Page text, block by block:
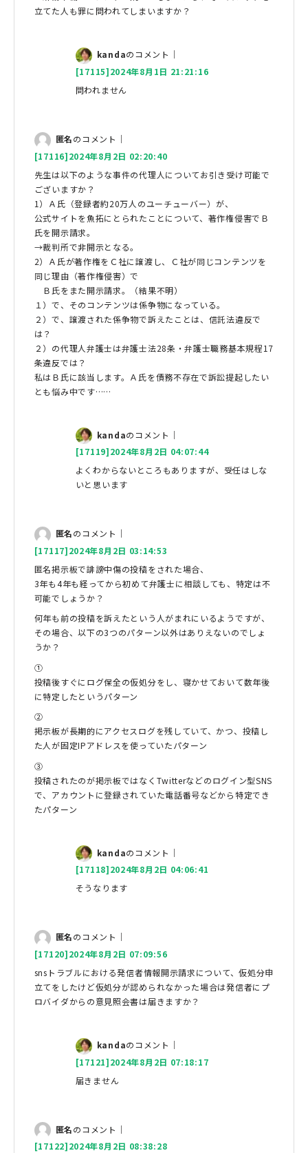
立てた人も罪に問われてしまいますか？
kandaのコメント｜
[17115]2024年8月1日 21:21:16
問われません
匿名のコメント｜
[17116]2024年8月2日 02:20:40
先生は以下のような事件の代理人についてお引き受け可能で
ございますか？
1）Ａ氏（登録者約20万人のユーチューバー）が、
公式サイトを魚拓にとられたことについて、著作権侵害でＢ
氏を開示請求。
→裁判所で非開示となる。
2）Ａ氏が著作権をＣ社に譲渡し、Ｃ社が同じコンテンツを
同じ理由（著作権侵害）で
Ｂ氏をまた開示請求。（結果不明）
１）で、そのコンテンツは係争物になっている。
２）で、譲渡された係争物で訴えたことは、信託法違反で
は？
２）の代理人弁護士は弁護士法28条・弁護士職務基本規程17
条違反では？
私はＢ氏に該当します。Ａ氏を債務不存在で訴訟提起したい
とも悩み中です……
kandaのコメント｜
[17119]2024年8月2日 04:07:44
よくわからないところもありますが、受任はしな
いと思います
匿名のコメント｜
[17117]2024年8月2日 03:14:53
匿名掲示板で誹謗中傷の投稿をされた場合、
3年も4年も経ってから初めて弁護士に相談しても、特定は不
可能でしょうか？
何年も前の投稿を訴えたという人がまれにいるようですが、
その場合、以下の3つのパターン以外はありえないのでしょ
うか？
①
投稿後すぐにログ保全の仮処分をし、寝かせておいて数年後
に特定したというパターン
②
掲示板が長期的にアクセスログを残していて、かつ、投稿し
た人が固定IPアドレスを使っていたパターン
③
投稿されたのが掲示板ではなくTwitterなどのログイン型SNS
で、アカウントに登録されていた電話番号などから特定でき
たパターン
kandaのコメント｜
[17118]2024年8月2日 04:06:41
そうなります
匿名のコメント｜
[17120]2024年8月2日 07:09:56
snsトラブルにおける発信者情報開示請求について、仮処分申
立てをしたけど仮処分が認められなかった場合は発信者にプ
ロバイダからの意見照会書は届きますか？
kandaのコメント｜
[17121]2024年8月2日 07:18:17
届きません
匿名のコメント｜
[17122]2024年8月2日 08:38:28